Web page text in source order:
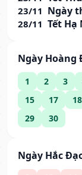
23/11 Ngày
28/11 Tết Hạ
Ngày Hoàng
1 2 3
15
17 18
29
30
Ngày Hắc